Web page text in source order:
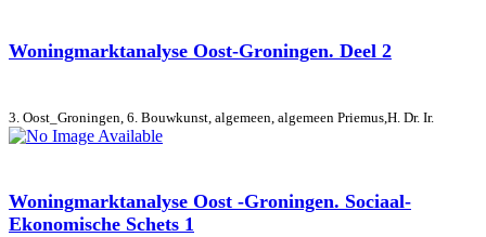
Woningmarktanalyse Oost-Groningen. Deel 2
3. Oost_Groningen, 6. Bouwkunst, algemeen, algemeen Priemus,H. Dr. Ir.
Woningmarktanalyse Oost -Groningen. Sociaal-
Ekonomische Schets 1